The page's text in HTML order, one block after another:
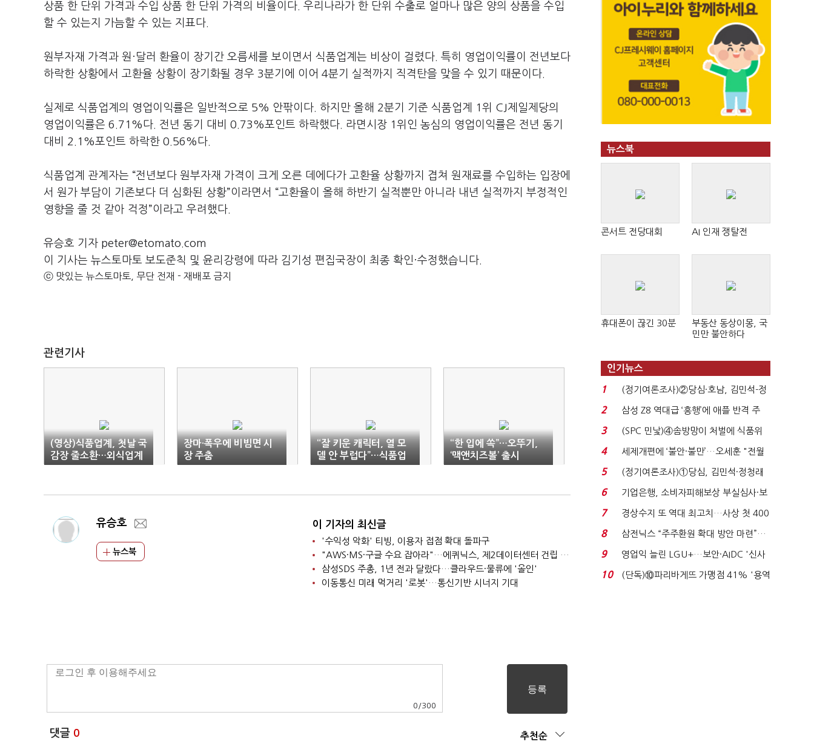
상품 한 단위 가격과 수입 상품 한 단위 가격의 비율이다. 우리나라가 한 단위 수출로 얼마나 많은 양의 상품을 수입
할 수 있는지 가늠할 수 있는 지표다.
원부자재 가격과 원·달러 환율이 장기간 오름세를 보이면서 식품업계는 비상이 걸렸다. 특히 영업이익률이 전년보다
하락한 상황에서 고환율 상황이 장기화될 경우 3분기에 이어 4분기 실적까지 직격탄을 맞을 수 있기 때문이다.
실제로 식품업계의 영업이익률은 일반적으로 5% 안팎이다. 하지만 올해 2분기 기준 식품업계 1위 CJ제일제당의
영업이익률은 6.71%다. 전년 동기 대비 0.73%포인트 하락했다. 라면시장 1위인 농심의 영업이익률은 전년 동기
대비 2.1%포인트 하락한 0.56%다.
식품업계 관계자는 “전년보다 원부자재 가격이 크게 오른 데에다가 고환율 상황까지 겹쳐 원재료를 수입하는 입장에
서 원가 부담이 기존보다 더 심화된 상황”이라면서 “고환율이 올해 하반기 실적뿐만 아니라 내년 실적까지 부정적인
영향을 줄 것 같아 걱정”이라고 우려했다.
유승호 기자 peter@etomato.com
이 기사는 뉴스토마토 보도준칙 및 윤리강령에 따라 김기성 편집국장이 최종 확인·수정했습니다.
ⓒ 맛있는 뉴스토마토, 무단 전재 - 재배포 금지
관련기사
(영상)식품업계, 첫날 국
감장 줄소환…외식업계
도 긴장
장마·폭우에 비빔면 시
장 주춤
“잘 키운 캐릭터, 열 모
델 안 부럽다”…식품업
계 캐릭터 열풍
“한 입에 쏙”…오뚜기,
‘맥앤치즈볼’ 출시
유승호
뉴스북
이 기자의 최신글
'수익성 악화' 티빙, 이용자 접점 확대 돌파구
"AWS·MS·구글 수요 잡아라"…에퀴닉스, 제2데이터센터 건립 속도
삼성SDS 주총, 1년 전과 달랐다…클라우드·물류에 '올인'
이동통신 미래 먹거리 '로봇'…통신기반 시너지 기대
0 /300
댓글 0 추천순
뉴스북
콘서트 전당대회 AI 인재 쟁탈전
휴대폰이 끊긴 30분
부동산 동상이몽, 국
민만 불안하다
인기뉴스
1
(정기여론조사)②당심·호남, 김민석-정
청래 '초접전'...
2
삼성 Z8 역대급 ‘흥행’에 애플 반격 주
목…9월 ‘폴...
3
(SPC 민낯)④솜방망이 처벌에 식품위
생법 위반 반복...
4
세제개편에 ‘불안·불만’…오세훈 "전월
세 구하기 더 ...
5
(정기여론조사)①당심, 김민석·정청래
'초접전'…대통령 ...
6
기업은행, 소비자피해보상 부실심사·보
이스피싱 공시 ...
7
경상수지 또 역대 최고치…사상 첫 400
억달러에 '3% 성...
8
삼전닉스 “주주환원 확대 방안 마련”…
로이터에 성명...
9
영업익 늘린 LGU+…보안·AIDC '신사
업 드라이브'...
10
(단독)⑩파리바게뜨 가맹점 41% '용역